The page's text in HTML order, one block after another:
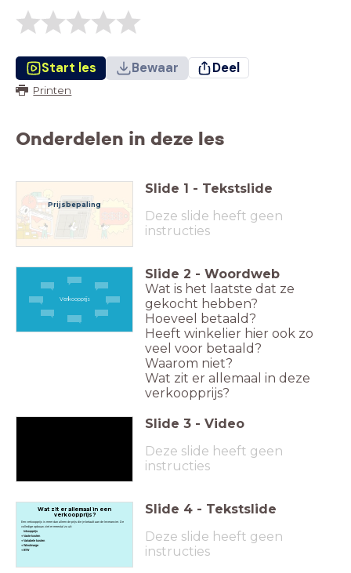
Start les Bewaar Deel
Printen
Onderdelen in deze les
Prijsbepaling
Slide 1 - Tekstslide
Deze slide heeft geen
instructies
Verkoopprijs
Slide 2 - Woordweb
Wat is het laatste dat ze
gekocht hebben?
Hoeveel betaald?
Heeft winkelier hier ook zo
veel voor betaald?
Waarom niet?
Wat zit er allemaal in deze
verkoopprijs?
Slide 3 - Video
Deze slide heeft geen
instructies
Wat zit er allemaal in een
verkoopprijs?
Een verkoopprijs is meer dan alleen de prijs die je betaalt aan de leverancier. De
volledige opbouw ziet er meestal zo uit:
Inkoopprijs
+ Vaste kosten
+ Variabele kosten
+ Winstmarge
+ BTW
Slide 4 - Tekstslide
Deze slide heeft geen
instructies